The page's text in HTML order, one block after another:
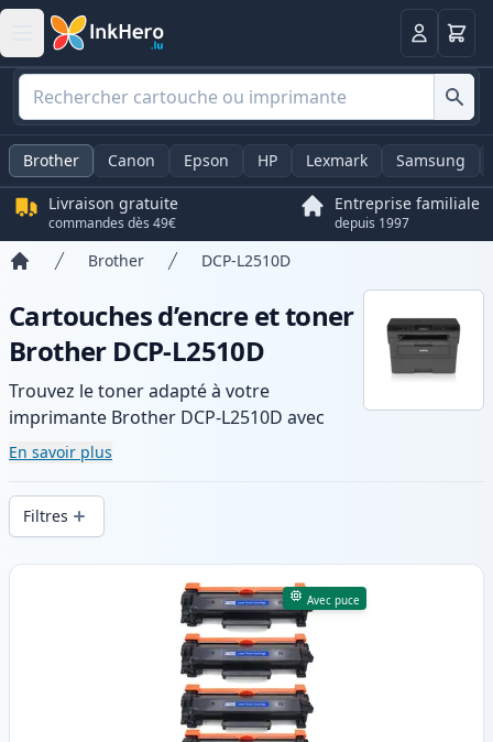
Panier
Brother Canon Epson HP Lexmark Samsung
Livraison gratuite
commandes dès 49€
Entreprise familiale
depuis 1997
Brother DCP-L2510D
Cartouches d’encre et toner
Brother DCP-L2510D
Trouvez le toner adapté à votre
imprimante Brother DCP-L2510D avec
notre gamme de cartouches compatibles
et haute capacité. Profitez d’une qualité
d’impression constante et d’une livraison
rapide depuis un stock local en .
En savoir plus
Filtres
Produits
Avec puce